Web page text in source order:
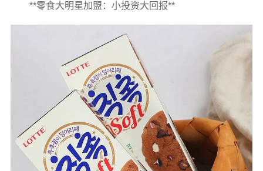
**零食大明星加盟：小投资大回报**